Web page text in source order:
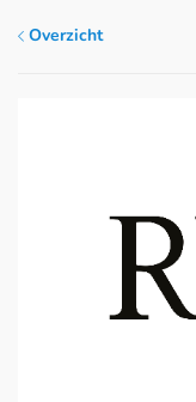
Overzicht